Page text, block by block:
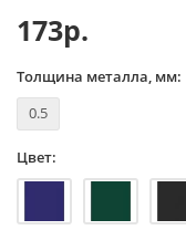
173р.
Толщина металла, мм:
0.5
Цвет: